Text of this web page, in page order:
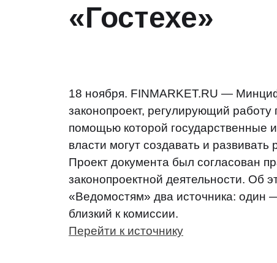
«Гостехе»
18 ноября. FINMARKET.RU —
законопроект, регулирующий
помощью которой государственные
власти могут создавать и
Проект документа был согласован
законопроектной деятельности. Об
«Ведомостям» два источника:
близкий к комиссии.
Перейти к источнику